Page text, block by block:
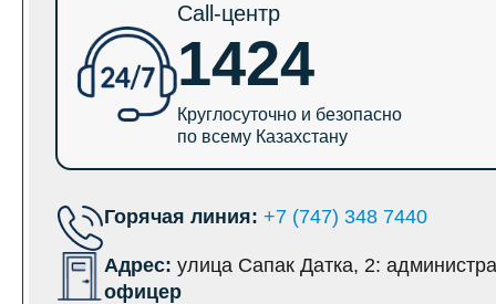
Call-центр
1424
Круглосуточно и безопасно
по всему Казахстану
Горячая линия: +7 (747) 348 7440
Адрес: улица Сапак Датка, 2:
офицер